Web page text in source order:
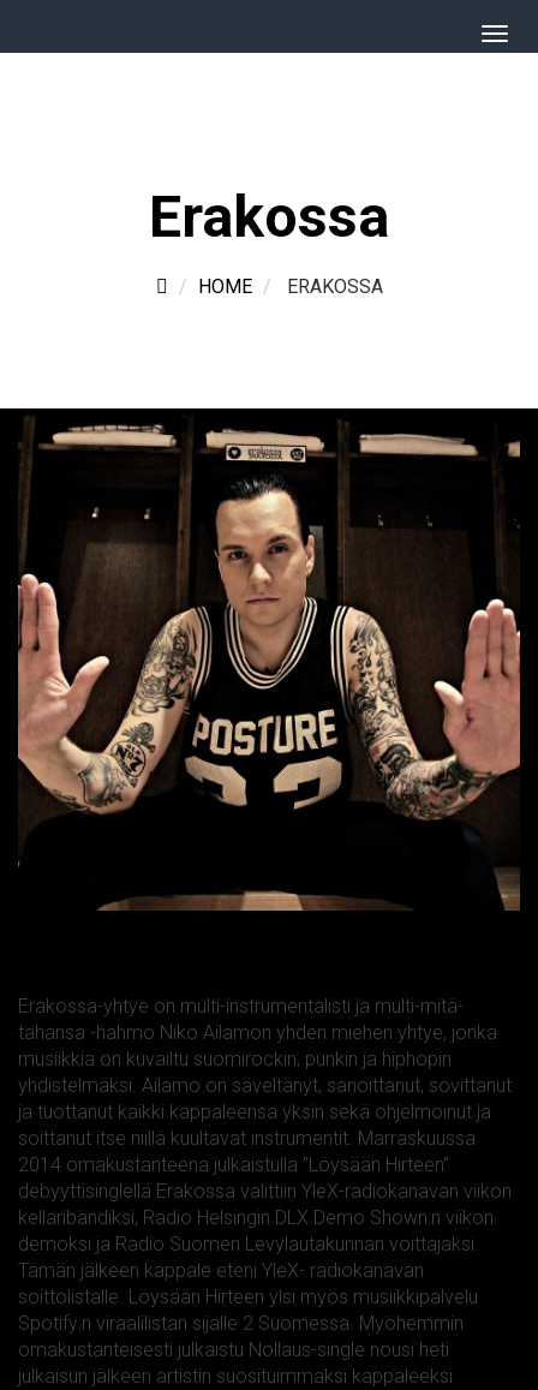
Erakossa
HOME ERAKOSSA
Erakossa-yhtye on multi-instrumentalisti ja multi-mitä-
tahansa -hahmo Niko Ailamon yhden miehen yhtye, jonka
musiikkia on kuvailtu suomirockin, punkin ja hiphopin
yhdistelmäksi. Ailamo on säveltänyt, sanoittanut, sovittanut
ja tuottanut kaikki kappaleensa yksin sekä ohjelmoinut ja
soittanut itse niillä kuultavat instrumentit. Marraskuussa
2014 omakustanteena julkaistulla ”Löysään Hirteen”
debyyttisinglellä Erakossa valittiin YleX-radiokanavan viikon
kellaribändiksi, Radio Helsingin DLX Demo Shown:n viikon
demoksi ja Radio Suomen Levylautakunnan voittajaksi.
Tämän jälkeen kappale eteni YleX- radiokanavan
soittolistalle. Löysään Hirteen ylsi myös musiikkipalvelu
Spotify:n viraalilistan sijalle 2 Suomessa. Myöhemmin
omakustanteisesti julkaistu Nollaus-single nousi heti
julkaisun jälkeen artistin suosituimmaksi kappaleeksi